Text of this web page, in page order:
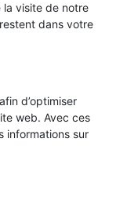
la visite de notre
dans votre
d’optimiser
web. Avec ces
informations sur